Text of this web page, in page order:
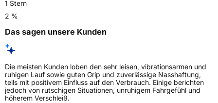
1 Stern
2 %
Das sagen unsere Kunden
Die meisten Kunden loben den sehr leisen, vibrationsarmen und
ruhigen Lauf sowie guten Grip und zuverlässige Nasshaftung,
teils mit positivem Einfluss auf den Verbrauch. Einige berichten
jedoch von rutschigen Situationen, unruhigem Fahrgefühl und
höherem Verschleiß.